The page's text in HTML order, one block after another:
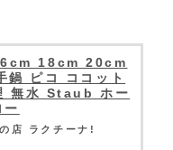
18cm 20cm
ピコ ココット
無水 Staub ホー
ー
店 ラクチーナ!